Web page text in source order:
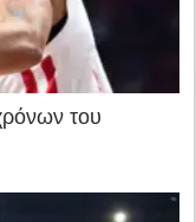
του